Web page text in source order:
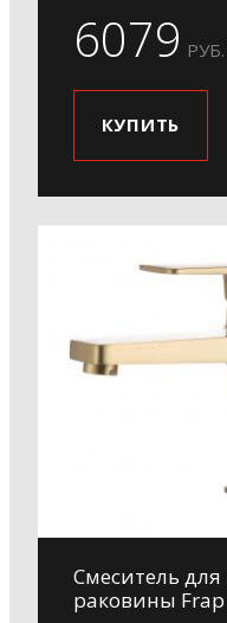
6079 РУБ.
КУПИТЬ
Смеситель для
раковины Frap